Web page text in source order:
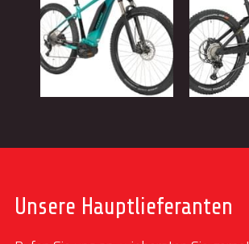
Unsere Hauptlieferanten